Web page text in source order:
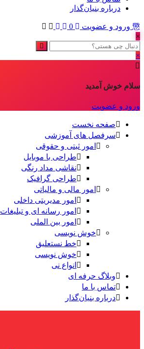
درباره بنیان‌گذار
ورود و عضویت
0
×
×
سلام خوش آمدید
ورود و عضویت
صفحه نخست
سرفصل های آموزشی
امور ثبتی و حقوقی
طراحی با موبایل
نقاشی مداد رنگی
طراحی گرافیک
امور مالی و مالیاتی
امور مدیریتی داخلی
امور رسانه ای و تبلیغات
امور بین الملی
خوش نویسی
خط نستعلیق
خوش نویسی
انواع نی
وبلاگ حرفه ای
تماس با ما
درباره بنیان‌گذار